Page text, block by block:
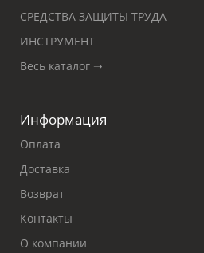
СРЕДСТВА ЗАЩИТЫ ТРУДА
ИНСТРУМЕНТ
Весь каталог ➝
Информация
Оплата
Доставка
Возврат
Контакты
О компании